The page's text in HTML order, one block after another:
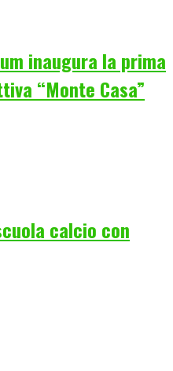
inaugura la prima
“Monte Casa”
calcio con